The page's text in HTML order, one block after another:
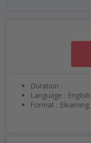
Duration :
Language : English
Format : Elearning